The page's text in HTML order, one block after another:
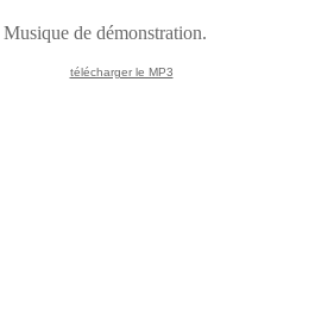
Musique de démonstration.
télécharger le MP3